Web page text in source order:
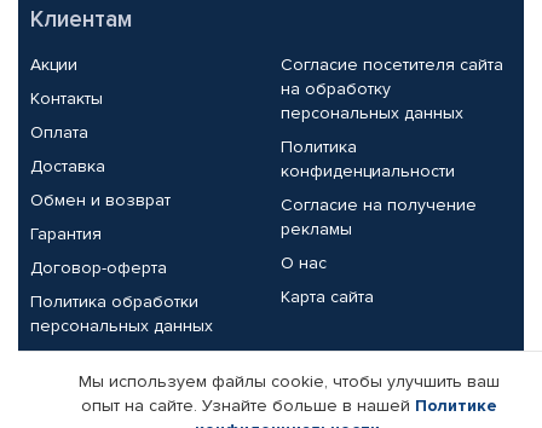
Клиентам
Акции
Контакты
Оплата
Доставка
Обмен и возврат
Гарантия
Договор-оферта
Политика обработки
персональных данных
Согласие посетителя сайта
на обработку
персональных данных
Политика
конфиденциальности
Согласие на получение
рекламы
О нас
Карта сайта
Партнерам
Мы используем файлы cookie, чтобы улучшить ваш
опыт на сайте. Узнайте больше в нашей Политике